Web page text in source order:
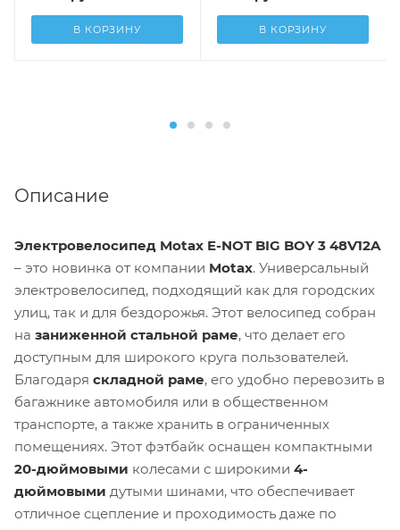
В КОРЗИНУ В КОРЗИНУ
Описание
Электровелосипед Motax E-NOT BIG BOY 3 48V12A
– это новинка от компании Motax. Универсальный
электровелосипед, подходящий как для городских
улиц, так и для бездорожья. Этот велосипед собран
на заниженной стальной раме, что делает его
доступным для широкого круга пользователей.
Благодаря складной раме, его удобно перевозить в
багажнике автомобиля или в общественном
транспорте, а также хранить в ограниченных
помещениях. Этот фэтбайк оснащен компактными
20-дюймовыми колесами с широкими 4-
дюймовыми дутыми шинами, что обеспечивает
отличное сцепление и проходимость даже по